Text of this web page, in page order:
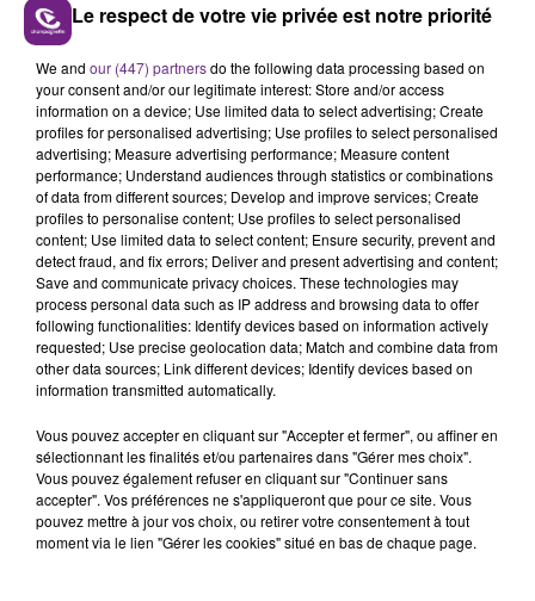
FIL D'ACTU
5 août 2026
UN FEU DE REMORQUE BLOQUE LA
CIRCULATION DANS LES ARDENNES
Un feu de remorque s'est déclaré ce mercredi en
Le respect de votre vie privée est notre priorité
We and our (447) partnersdo the following data processing based on
your consent and/or our legitimate interest: Store and/or access
information on a device; Use limited data to select advertising; Create
profiles for personalised advertising; Use profiles to select personalised
advertising; Measure advertising performance; Measure content
performance; Understand audiences through statistics or combinations
of data from different sources; Develop and improve services; Create
profiles to personalise content; Use profiles to select personalised
content; Use limited data to select content; Ensure security, prevent and
detect fraud, and fix errors; Deliver and present advertising and content;
Save and communicate privacy choices. These technologies may
process personal data such as IP address and browsing data to offer
following functionalities: Identify devices based on information actively
requested; Use precise geolocation data; Match and combine data from
other data sources; Link different devices; Identify devices based on
information transmitted automatically.
Vous pouvez accepter en cliquant sur "Accepter et fermer", ou affiner en
sélectionnant les finalités et/ou partenaires dans "Gérer mes choix".
Vous pouvez également refuser en cliquant sur "Continuer sans
accepter". Vos préférences ne s'appliqueront que pour ce site. Vous
pouvez mettre à jour vos choix, ou retirer votre consentement à tout
moment via le lien "Gérer les cookies" situé en bas de chaque page.